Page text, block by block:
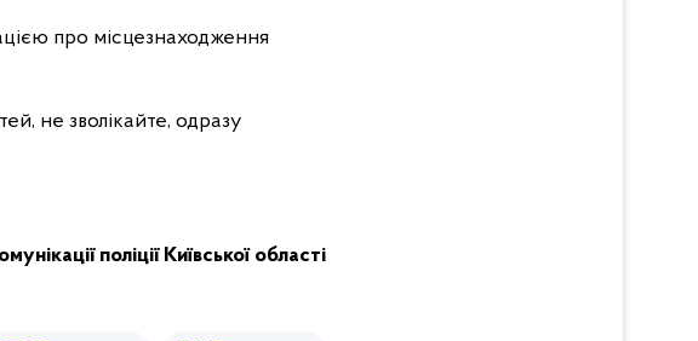
про місцезнаходження
не зволікайте, одразу
поліції Київської області